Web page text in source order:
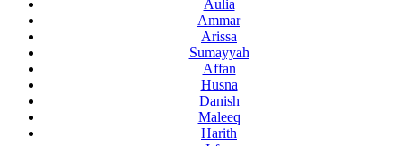
Aulia
Ammar
Arissa
Sumayyah
Affan
Husna
Danish
Maleeq
Harith